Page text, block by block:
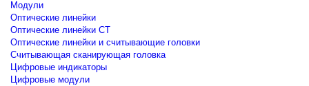
Модули
Оптические линейки
Оптические линейки CT
Оптические линейки и считывающие головки
Считывающая сканирующая головка
Цифровые индикаторы
Цифровые модули